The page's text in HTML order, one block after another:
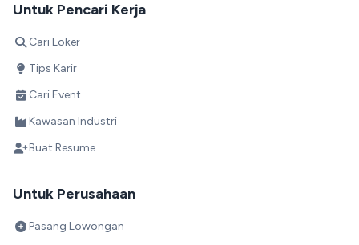
Untuk Pencari Kerja
Cari Loker
Tips Karir
Cari Event
Kawasan Industri
Buat Resume
Untuk Perusahaan
Pasang Lowongan